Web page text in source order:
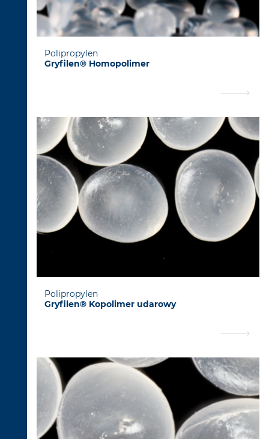
Polipropylen
Gryfilen® Homopolimer
Polipropylen
Gryfilen® Kopolimer udarowy